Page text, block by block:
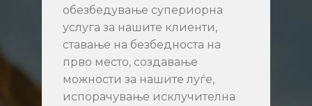
обезбедување супериорна
услуга за нашите клиенти,
ставање на безбедноста на
прво место, создавање
можности за нашите луѓе,
испорачување исклучителна